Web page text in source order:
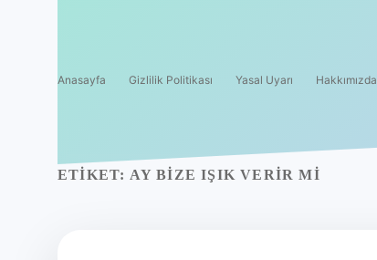
Anasayfa Gizlilik Politikası Yasal Uyarı Hakkımızda
ETIKET: AY BIZE IŞIK VERIR MI